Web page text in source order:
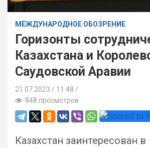
МЕЖДУНАРОДНОЕ ОБОЗРЕНИЕ
Горизонты
Казахстана и
Саудовской Аравии
21.07.2023
11:48 /
848 просмотров
Казахстан заинтересован в